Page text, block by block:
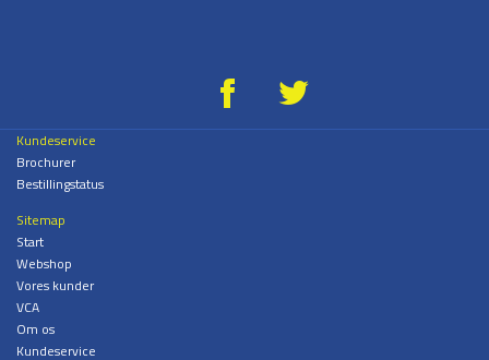
g *
Kundeservice
Brochurer
Bestillingstatus
Sitemap
Start
Webshop
Vores kunder
VCA
Om os
Kundeservice